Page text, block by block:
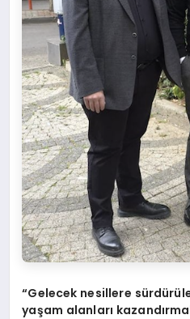
“Gelecek nesillere
yaşam alanları